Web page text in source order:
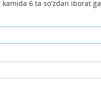
6 ta so'zdan iborat